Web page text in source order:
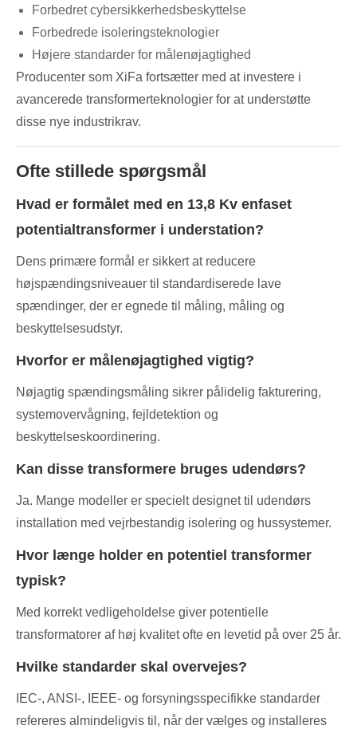
Forbedret cybersikkerhedsbeskyttelse
Forbedrede isoleringsteknologier
Højere standarder for målenøjagtighed
Producenter som XiFa fortsætter med at investere i
avancerede transformerteknologier for at understøtte
disse nye industrikrav.
Ofte stillede spørgsmål
Hvad er formålet med en 13,8 Kv enfaset
potentialtransformer i understation?
Dens primære formål er sikkert at reducere
højspændingsniveauer til standardiserede lave
spændinger, der er egnede til måling, måling og
beskyttelsesudstyr.
Hvorfor er målenøjagtighed vigtig?
Nøjagtig spændingsmåling sikrer pålidelig fakturering,
systemovervågning, fejldetektion og
beskyttelseskoordinering.
Kan disse transformere bruges udendørs?
Ja. Mange modeller er specielt designet til udendørs
installation med vejrbestandig isolering og hussystemer.
Hvor længe holder en potentiel transformer
typisk?
Med korrekt vedligeholdelse giver potentielle
transformatorer af høj kvalitet ofte en levetid på over 25 år.
Hvilke standarder skal overvejes?
IEC-, ANSI-, IEEE- og forsyningsspecifikke standarder
refereres almindeligvis til, når der vælges og installeres